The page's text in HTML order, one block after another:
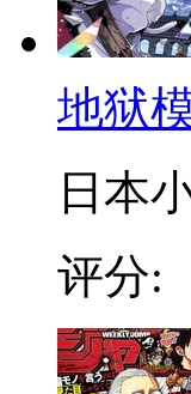
地狱
日本
评分: